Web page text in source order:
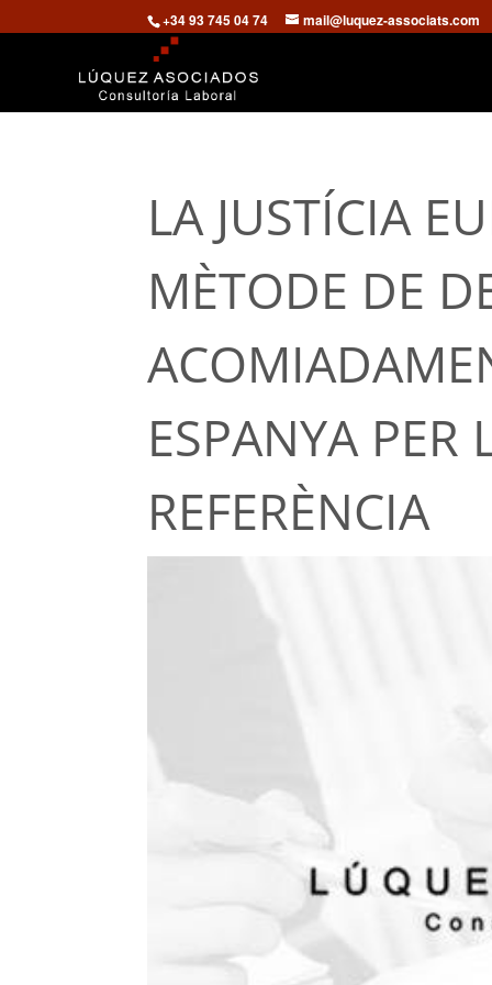
+34 93 745 04 74 mail@luquez-associats.com
LA JUSTÍCIA
MÈTODE DE
ESPANYA PER
REFERÈNCIA